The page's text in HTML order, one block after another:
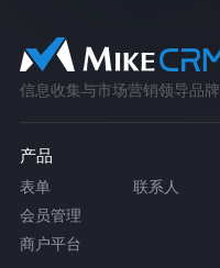
信息收集与市场营销领导品牌
产品
表单 联系人
会员管理
商户平台